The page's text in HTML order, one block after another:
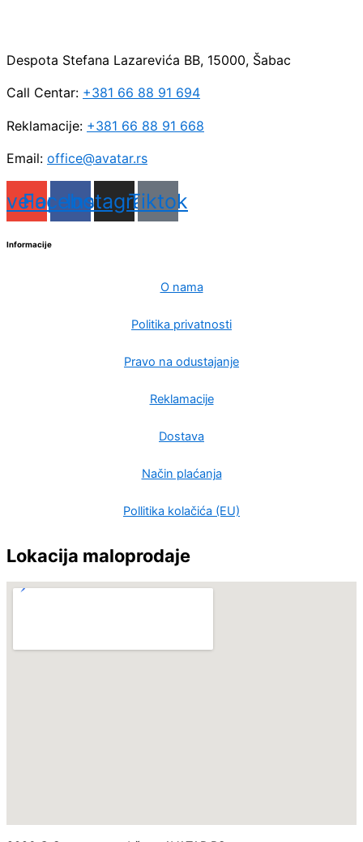
Despota Stefana Lazarevića BB, 15000, Šabac
Call Centar: +381 66 88 91 694
Reklamacije: +381 66 88 91 668
Email: office@avatar.rs
Facebook
Instagram
Tiktok
Informacije
O nama
Politika privatnosti
Pravo na odustajanje
Reklamacije
Dostava
Način plaćanja
Pollitika kolačića (EU)
Lokacija maloprodaje